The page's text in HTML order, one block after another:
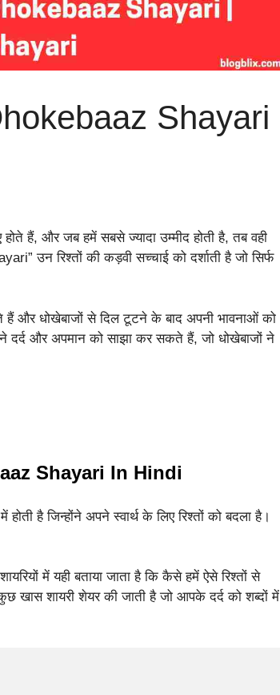
Shayari
हैं, और जब हमें सबसे ज्यादा उम्मीद होती है, तब वही
उन रिश्तों की कड़वी सच्चाई को दर्शाती है जो सिर्फ
हैं और धोखेबाजों से दिल टूटने के बाद अपनी भावनाओं को
दर्द और अपमान को साझा कर सकते हैं, जो धोखेबाजों ने
Shayari In Hindi
है जिन्होंने अपने स्वार्थ के लिए रिश्तों को बदला है।
में यही बताया जाता है कि कैसे हमें ऐसे रिश्तों से
खास शायरी शेयर की जाती है जो आपके दर्द को शब्दों में